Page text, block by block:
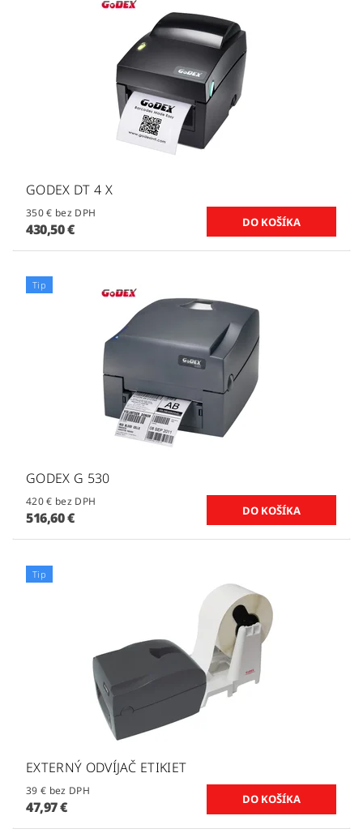
GODEX DT 4 X
350 € bez DPH
430,50 €
Tip
GODEX G 530
420 € bez DPH
516,60 €
Tip
EXTERNÝ ODVÍJAČ ETIKIET
39 € bez DPH
47,97 €